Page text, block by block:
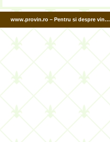
www.provin.ro – Pentru si despre vin…